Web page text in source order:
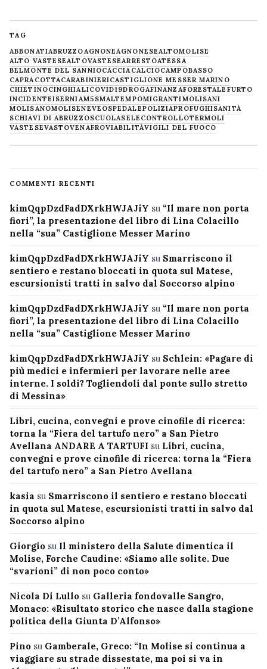
TAG
ABBONATIABRUZZOAGNONEAGNONESEALTOMOLISE
ALTO VASTESEALTOVASTESEARRESTOATESSA
BELMONTE DEL SANNIOCACCIACALCIOCAMPOBASSO
CAPRACOTTACARABINIERICASTIGLIONE MESSER MARINO
CHIETINOCINGHIALICOVID19DROGAFINANZAFORESTALE FURTO
INCIDENTEISERNIAM5SMALTEMPOMIGRANTIMOLISANI
MOLISANOMOLISENEVE OSPEDALEPOLIZIAPROFUGHISANITÀ
SCHIAVI DI ABRUZZOSCUOLASELECONTROLLOTERMOLI
VASTESEVASTOVENAFROVIABILITÀVIGILI DEL FUOCO
COMMENTI RECENTI
kimQqpDzdFadDXrkHWJAJiY su “Il mare non porta
fiori”, la presentazione del libro di Lina Colacillo
nella “sua” Castiglione Messer Marino
kimQqpDzdFadDXrkHWJAJiY su Smarriscono il
sentiero e restano bloccati in quota sul Matese,
escursionisti tratti in salvo dal Soccorso alpino
kimQqpDzdFadDXrkHWJAJiY su “Il mare non porta
fiori”, la presentazione del libro di Lina Colacillo
nella “sua” Castiglione Messer Marino
kimQqpDzdFadDXrkHWJAJiY su Schlein: «Pagare di
più medici e infermieri per lavorare nelle aree
interne. I soldi? Togliendoli dal ponte sullo stretto
di Messina»
Libri, cucina, convegni e prove cinofile di ricerca:
torna la “Fiera del tartufo nero” a San Pietro
Avellana ANDARE A TARTUFI su Libri, cucina,
convegni e prove cinofile di ricerca: torna la “Fiera
del tartufo nero” a San Pietro Avellana
kasia su Smarriscono il sentiero e restano bloccati
in quota sul Matese, escursionisti tratti in salvo dal
Soccorso alpino
Giorgio su Il ministero della Salute dimentica il
Molise, Forche Caudine: «Siamo alle solite. Due
“svarioni” di non poco conto»
Nicola Di Lullo su Galleria fondovalle Sangro,
Monaco: «Risultato storico che nasce dalla stagione
politica della Giunta D’Alfonso»
Pino su Gamberale, Greco: “In Molise si continua a
viaggiare su strade dissestate, ma poi si va in